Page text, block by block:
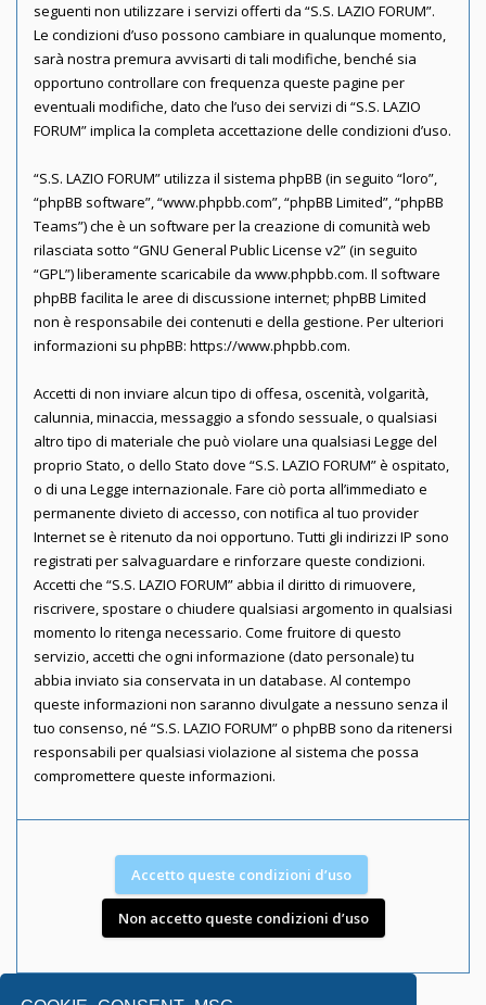
seguenti non utilizzare i servizi offerti da “S.S. LAZIO FORUM”.
Le condizioni d’uso possono cambiare in qualunque momento,
sarà nostra premura avvisarti di tali modifiche, benché sia
opportuno controllare con frequenza queste pagine per
eventuali modifiche, dato che l’uso dei servizi di “S.S. LAZIO
FORUM” implica la completa accettazione delle condizioni d’uso.
“S.S. LAZIO FORUM” utilizza il sistema phpBB (in seguito “loro”,
“phpBB software”, “www.phpbb.com”, “phpBB Limited”, “phpBB
Teams”) che è un software per la creazione di comunità web
rilasciata sotto “GNU General Public License v2” (in seguito
“GPL”) liberamente scaricabile da www.phpbb.com. Il software
phpBB facilita le aree di discussione internet; phpBB Limited
non è responsabile dei contenuti e della gestione. Per ulteriori
informazioni su phpBB: https://www.phpbb.com.
Accetti di non inviare alcun tipo di offesa, oscenità, volgarità,
calunnia, minaccia, messaggio a sfondo sessuale, o qualsiasi
altro tipo di materiale che può violare una qualsiasi Legge del
proprio Stato, o dello Stato dove “S.S. LAZIO FORUM” è ospitato,
o di una Legge internazionale. Fare ciò porta all’immediato e
permanente divieto di accesso, con notifica al tuo provider
Internet se è ritenuto da noi opportuno. Tutti gli indirizzi IP sono
registrati per salvaguardare e rinforzare queste condizioni.
Accetti che “S.S. LAZIO FORUM” abbia il diritto di rimuovere,
riscrivere, spostare o chiudere qualsiasi argomento in qualsiasi
momento lo ritenga necessario. Come fruitore di questo
servizio, accetti che ogni informazione (dato personale) tu
abbia inviato sia conservata in un database. Al contempo
queste informazioni non saranno divulgate a nessuno senza il
tuo consenso, né “S.S. LAZIO FORUM” o phpBB sono da ritenersi
responsabili per qualsiasi violazione al sistema che possa
compromettere queste informazioni.